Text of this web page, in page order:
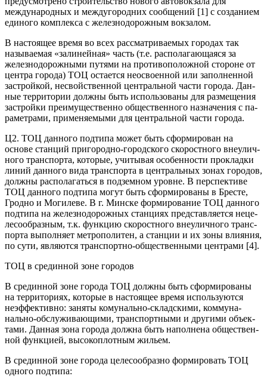
международных и междугородних сообщений [1] с созданием
единого комплекса с железнодорожным вокзалом.
В настоящее время во всех рассматриваемых городах так
называемая «залинейная» часть (т.е. располагающаяся за
железнодорожными путями на противоположной стороне от
центра города) ТОЦ остается неосвоенной или заполненной
застройкой, несвойственной центральной части города. Дан­
ные территории должны быть использованы для размещения
застройки преимущественно общественного назначения с па­
раметрами, применяемыми для центральной части города.
Ц2. ТОЦ данного подтипа может быть сформирован на
основе станций пригородно-городского скоростного внеулич­
ного транспорта, которые, учитывая особенности прокладки
линий данного вида транспорта в центральных зонах городов,
должны располагаться в подземном уровне. В перспективе
ТОЦ данного подтипа могут быть сформированы в Бресте,
Гродно и Могилеве. В г. Минске формирование ТОЦ данного
подтипа на железнодорожных станциях представляется неце­
лесообразным, т.к. функцию скоростного внеуличного транс­
порта выполняет метрополитен, а станции и их зоны влияния,
по сути, являются транспортно-общественными центрами [4].
ТОЦ в срединной зоне городов
В срединной зоне города ТОЦ должны быть сформирова­ны
на территориях, которые в настоящее время используются
неэффективно: заняты комунально-складскими, коммуна-
нально-обслуживающими, транспортными и другими объек­
тами. Данная зона города должна быть наполнена обществен­
ной функцией, высокоплотным жильем.
В срединной зоне города целесообразно формировать ТОЦ
одного подтипа: